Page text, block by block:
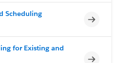
Scheduling
未完了
for Existing and
未完了